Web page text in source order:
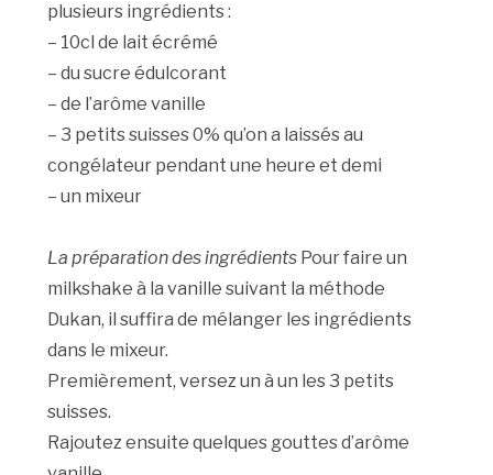
plusieurs ingrédients :
– 10cl de lait écrémé
– du sucre édulcorant
– de l’arôme vanille
– 3 petits suisses 0% qu’on a laissés au
congélateur pendant une heure et demi
– un mixeur
La préparation des ingrédients Pour faire un
milkshake à la vanille suivant la méthode
Dukan, il suffira de mélanger les ingrédients
dans le mixeur.
Premièrement, versez un à un les 3 petits
suisses.
Rajoutez ensuite quelques gouttes d’arôme